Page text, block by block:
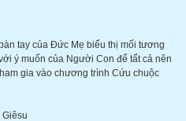
tay của Đức Mẹ biểu thị mối tương
ý muốn của Người Con để tất cả nên
gia vào chương trình Cứu chuộc